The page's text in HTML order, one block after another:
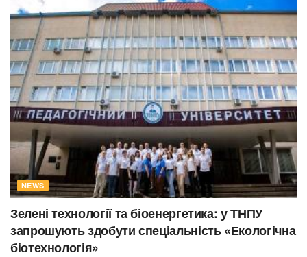
NEWS
Зелені технології та біоенергетика: у ТНПУ
запрошують здобути спеціальність «Екологічна
біотехнологія»